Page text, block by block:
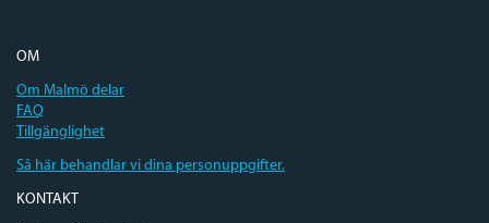
OM
Om Malmö delar
FAQ
Tillgänglighet
Så här behandlar vi dina personuppgifter.
KONTAKT